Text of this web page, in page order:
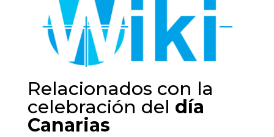
Relacionados con la
celebración del día
Canarias